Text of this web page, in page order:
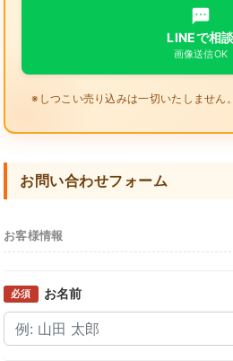
LINEで相談
画像送信OK
※しつこい売り込みは一切いたしません
お問い合わせフォーム
お客様情報
必須 お名前